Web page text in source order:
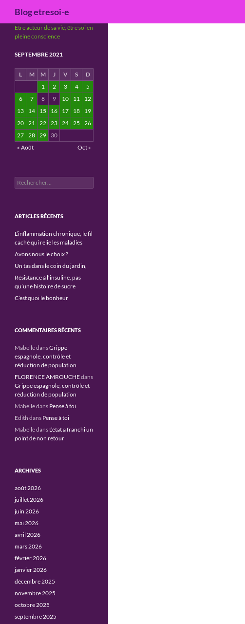
Blog etresoi-e
Etre acteur de sa vie, être soi en
pleine conscience
SEPTEMBRE 2021
L M M J V S
D
1
2 3 4
5
6
7 8 9 10 11
12
13
14 15 16 17 18
19
20 21 22 23 24 25
26
27 28 29
30
« Août
Oct »
Rechercher :
ARTICLES RÉCENTS
L’inflammation chronique, le fil
caché qui relie les maladies
Avons nous le choix ?
Un tas dans le coin du jardin,
Résistance à l’insuline, pas
qu’une histoire de sucre
C’est quoi le bonheur
COMMENTAIRES RÉCENTS
MabelledansGrippe
espagnole, contrôle et
réduction de population
FLORENCE AMROUCHEdans
Grippe espagnole, contrôle et
réduction de population
Mabelledans Pense à toi
Edith dans Pense à toi
Mabelledans L’état a franchi un
point de non retour
ARCHIVES
août 2026
juillet 2026
juin 2026
mai 2026
avril 2026
mars 2026
février 2026
janvier 2026
décembre 2025
novembre 2025
octobre 2025
septembre 2025